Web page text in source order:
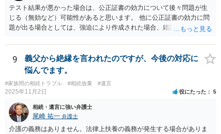
テスト結果が悪かった場合は、公正証書の効力について後々問題が生
じる（無効など）可能性があると思います。 他に公正証書の効力に問
題が出る場合としては、強迫により作成された場合、錯誤（勘違い）
すが、弁護士に作成を依頼する場合は、１０～数十万円程度になるケ
ースが多いと思います。 報酬体系は、弁護士ごとに異なりますので一
律の基準はありません。
9
義父から絶縁を言われたのですが、今後の対応に
悩んでます。
#家族間の相続トラブル #相続放棄 #遺言
2025年11月2日 役にたった 5
相続・遺言に強い弁護士
尾崎 祐一 弁護士
介護の義務はありません。法律上扶養の義務が発生する場合がありま